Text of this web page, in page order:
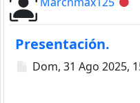
Presentación.
Mensaje
Dom, 31 Ago 2025,